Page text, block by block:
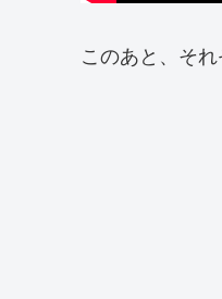
このあと、そ